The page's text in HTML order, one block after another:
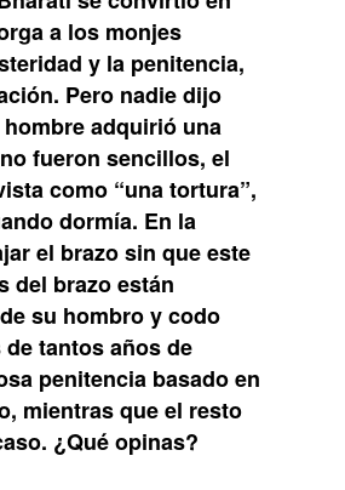
a los monjes
y la penitencia,
Pero nadie dijo
adquirió una
fueron sencillos, el
como “una tortura”,
dormía. En la
el brazo sin que este
del brazo están
su hombro y codo
tantos años de
penitencia basado en
mientras que el resto
¿Qué opinas?